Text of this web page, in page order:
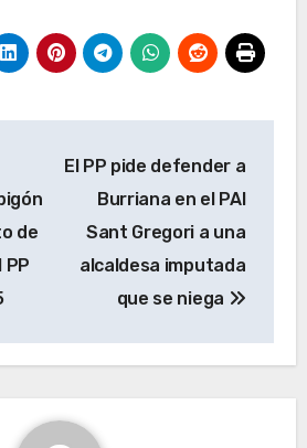
de
PP
El PP pide defender a
Burriana en el PAI
Sant Gregori a una
alcaldesa imputada
que se niega